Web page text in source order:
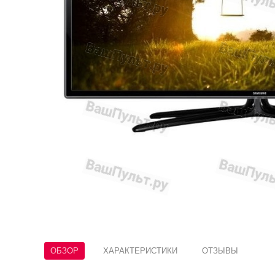
ОБЗОР ХАРАКТЕРИСТИКИ ОТЗЫВЫ